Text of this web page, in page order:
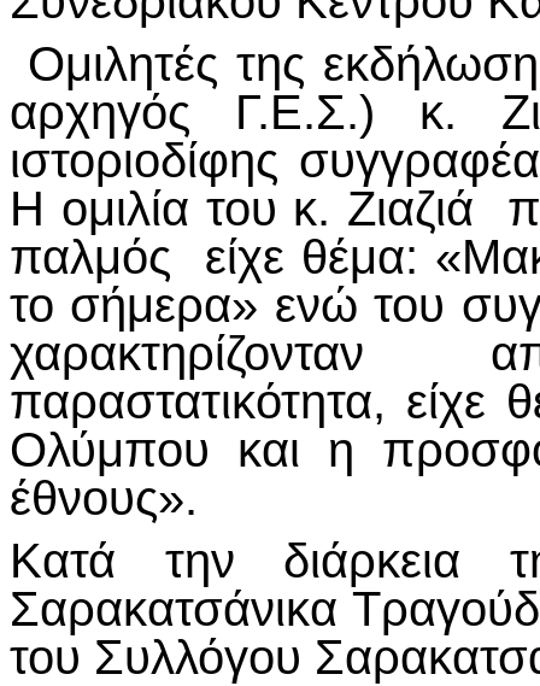
Ομιλητές της
αρχηγός Γ.Ε.Σ.) κ.
ιστοριοδίφης
Η ομιλία του κ. Ζιαζιά
παλμός είχε θέμα:
το σήμερα» ενώ του
παραστατικότητα, είχε
Ολύμπου και η
έθνους».
Κατά την διάρκεια
Σαρακατσάνικα
του Συλλόγου